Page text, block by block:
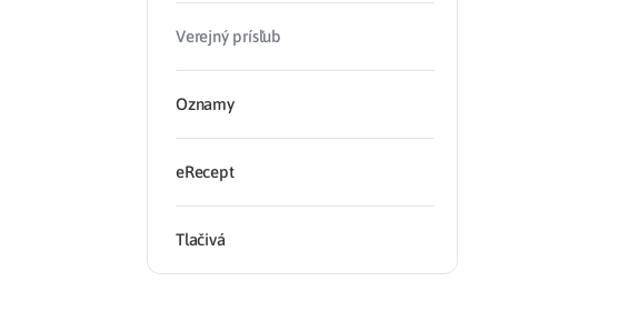
Verejný prísľub
Oznamy
eRecept
Tlačivá